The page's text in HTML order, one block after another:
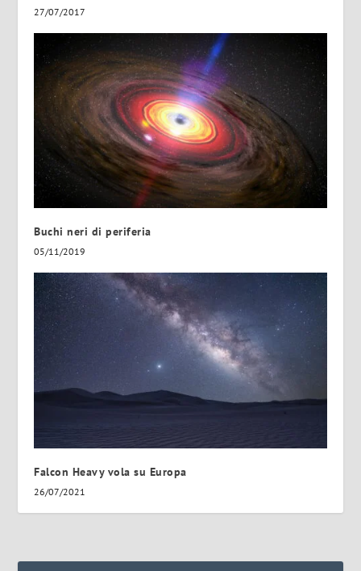
27/07/2017
Buchi neri di periferia
05/11/2019
Falcon Heavy vola su Europa
26/07/2021